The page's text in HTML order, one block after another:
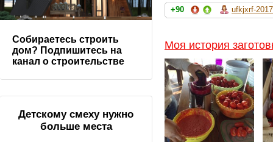
+90 ufkjxrf-2017
Моя история
Собираетесь строить
дом? Подпишитесь на
канал о строительстве
Детскому смеху нужно
больше места